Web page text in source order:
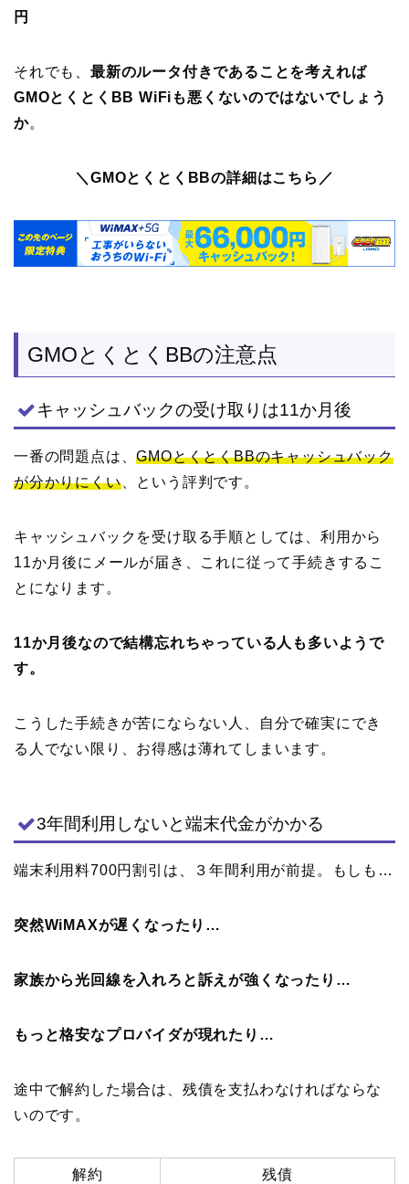
円
それでも、 最新のルータ付きであることを考えれば
GMOとくとくBB WiFiも悪くないのではないでしょう
か。
＼GMOとくとくBBの詳細はこちら／
GMOとくとくBBの注意点
キャッシュバックの受け取りは11か月後
一番の問題点は、GMOとくとくBBのキャッシュバック
が分かりにくい、という評判です。
キャッシュバックを受け取る手順としては、利用から
11か月後にメールが届き、これに従って手続きするこ
とになります。
11か月後なので結構忘れちゃっている人も多いようで
す。
こうした手続きが苦にならない人、自分で確実にでき
る人でない限り、お得感は薄れてしまいます。
3年間利用しないと端末代金がかかる
端末利用料700円割引は、３年間利用が前提。もしも…
突然WiMAXが遅くなったり…
家族から光回線を入れろと訴えが強くなったり…
もっと格安なプロバイダが現れたり…
途中で解約した場合は、残債を支払わなければならな
いのです。
解約 残債